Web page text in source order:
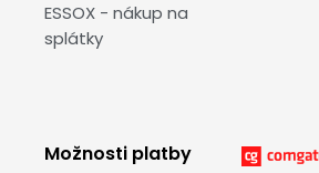
ESSOX - nákup na
splátky
Možnosti platby